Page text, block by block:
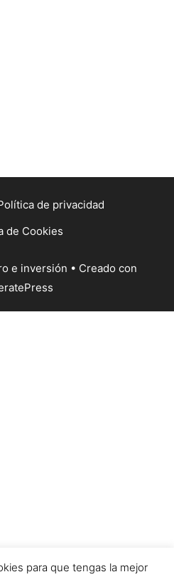
de privacidad
de Cookies
e inversión • Creado con
para que tengas la mejor